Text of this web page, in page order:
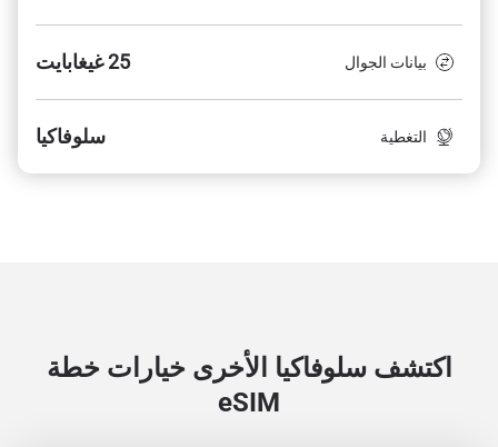
بيانات الجوال 25 غيغابايت
التغطية سلوفاكيا
اكتشف سلوفاكيا الأخرى خيارات خطة
eSIM